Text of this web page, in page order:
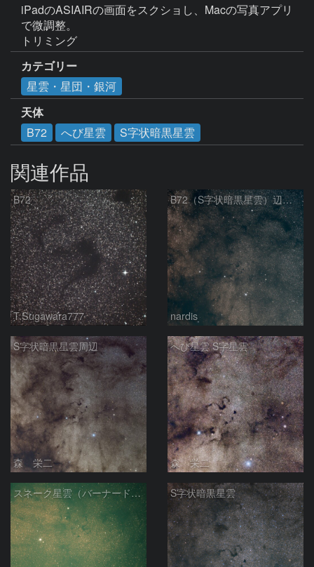
iPadのASIAIRの画面をスクショし、Macの写真アプリ
で微調整。
トリミング
カテゴリー
星雲・星団・銀河
天体
B72
へび星雲 S字状暗黒星雲
関連作品
B72
T.Sugawara777
B72（S字状暗黒星雲）辺り 2026/06/14
nardis
S字状暗黒星雲周辺
森 栄二
へび星雲 S字星雲
森 栄二
スネーク星雲（バーナード７２） S字状暗黒星雲